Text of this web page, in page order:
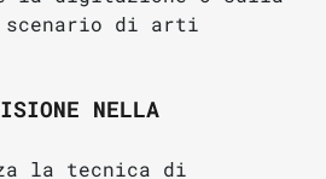
scenario di arti
NELLA
la tecnica di